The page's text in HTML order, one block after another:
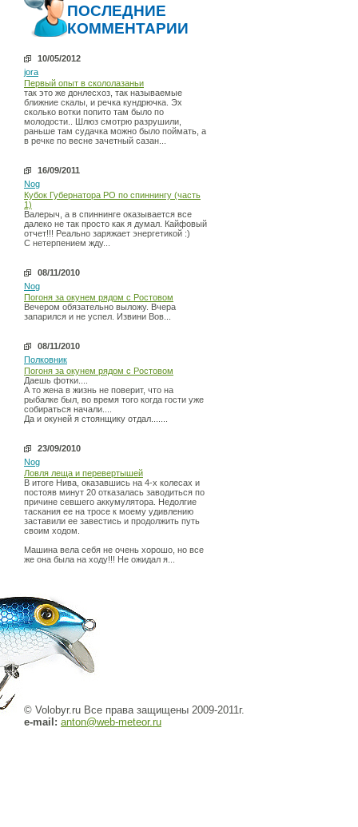
ПОСЛЕДНИЕ
КОММЕНТАРИИ
10/05/2012
jora
Первый опыт в скололазаньи
так это же донлесхоз, так называемые
ближние скалы, и речка кундрючка. Эх
сколько вотки попито там было по
молодости.. Шлюз смотрю разрушили,
раньше там судачка можно было поймать, а
в речке по весне зачетный сазан...
16/09/2011
Nog
Кубок Губернатора РО по спиннингу (часть
1)
Валерыч, а в спиннинге оказывается все
далеко не так просто как я думал. Кайфовый
отчет!!! Реально заряжает энергетикой :)
С нетерпением жду...
08/11/2010
Nog
Погоня за окунем рядом с Ростовом
Вечером обязательно выложу. Вчера
запарился и не успел. Извини Вов...
08/11/2010
Полковник
Погоня за окунем рядом с Ростовом
Даешь фотки....
А то жена в жизнь не поверит, что на
рыбалке был, во время того когда гости уже
собираться начали....
Да и окуней я стоянщику отдал.......
23/09/2010
Nog
Ловля леща и перевертышей
В итоге Нива, оказавшись на 4-х колесах и
постояв минут 20 отказалась заводиться по
причине севшего аккумулятора. Недолгие
таскания ее на тросе к моему удивлению
заставили ее завестись и продолжить путь
своим ходом.
Машина вела себя не очень хорошо, но все
же она была на ходу!!! Не ожидал я...
© Volobyr.ru Все права защищены 2009-2011г.
e-mail: anton@web-meteor.ru